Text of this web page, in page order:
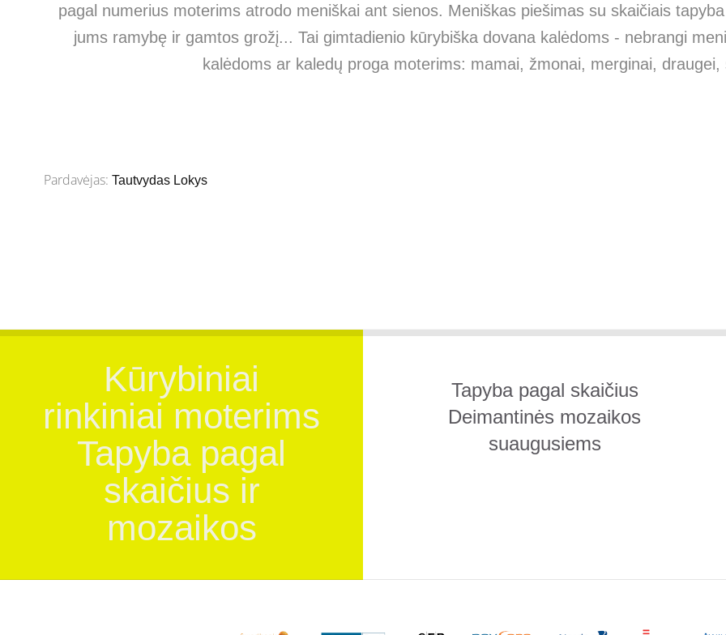
pagal numerius moterims atrodo meniškai ant sienos. Meniškas piešimas su skaičiais
jums ramybę ir gamtos grožį... Tai gimtadienio kūrybiška dovana kalėdoms - nebrangi
kalėdoms ar kaledų proga moterims: mamai, žmonai, merginai, draugei,
Pardavėjas: Tautvydas Lokys
Kūrybiniai
rinkiniai moterims
Tapyba pagal
skaičius ir
mozaikos
Tapyba pagal skaičius
Deimantinės mozaikos
suaugusiems